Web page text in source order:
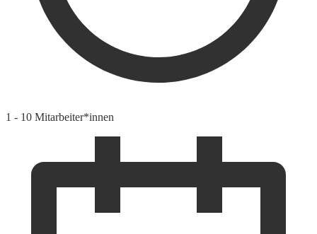
1 - 10 Mitarbeiter*innen